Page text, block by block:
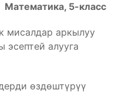
Математика, 5-класс
мисалдар аркылуу
алууга
өздөштүрүү